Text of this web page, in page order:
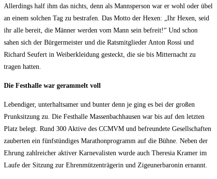
Allerdings half ihm das nichts, denn als Mannsperson war er wohl oder übel
an einem solchen Tag zu bestrafen. Das Motto der Hexen: „Ihr Hexen, seid
ihr alle bereit, die Männer werden vom Mann sein befreit!“ Und schon
sahen sich der Bürgermeister und die Ratsmitglieder Anton Rossi und
Richard Seufert in Weiberkleidung gesteckt, die sie bis Mitternacht zu
tragen hatten.
Die Festhalle war gerammelt voll
Lebendiger, unterhaltsamer und bunter denn je ging es bei der großen
Prunksitzung zu. Die Festhalle Massenbachhausen war bis auf den letzten
Platz belegt. Rund 300 Aktive des CCMVM und befreundete Gesellschaften
zauberten ein fünfstündiges Marathonprogramm auf die Bühne. Neben der
Ehrung zahlreicher aktiver Karnevalisten wurde auch Theresia Kramer im
Laufe der Sitzung zur Ehrenmützenträgerin und Zigeunerbaronin ernannt.